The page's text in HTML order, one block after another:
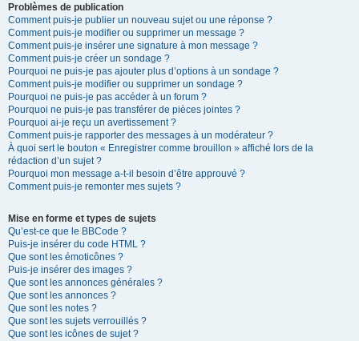
Problèmes de publication
Comment puis-je publier un nouveau sujet ou une réponse ?
Comment puis-je modifier ou supprimer un message ?
Comment puis-je insérer une signature à mon message ?
Comment puis-je créer un sondage ?
Pourquoi ne puis-je pas ajouter plus d’options à un sondage ?
Comment puis-je modifier ou supprimer un sondage ?
Pourquoi ne puis-je pas accéder à un forum ?
Pourquoi ne puis-je pas transférer de pièces jointes ?
Pourquoi ai-je reçu un avertissement ?
Comment puis-je rapporter des messages à un modérateur ?
À quoi sert le bouton « Enregistrer comme brouillon » affiché lors de la
rédaction d’un sujet ?
Pourquoi mon message a-t-il besoin d’être approuvé ?
Comment puis-je remonter mes sujets ?
Mise en forme et types de sujets
Qu’est-ce que le BBCode ?
Puis-je insérer du code HTML ?
Que sont les émoticônes ?
Puis-je insérer des images ?
Que sont les annonces générales ?
Que sont les annonces ?
Que sont les notes ?
Que sont les sujets verrouillés ?
Que sont les icônes de sujet ?